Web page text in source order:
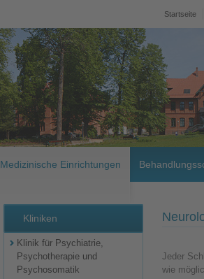
Startseite
Medizinische Einrichtungen
Kliniken
Klinik für Psychiatrie,
Psychotherapie und
Psychosomatik
Jeder
wie